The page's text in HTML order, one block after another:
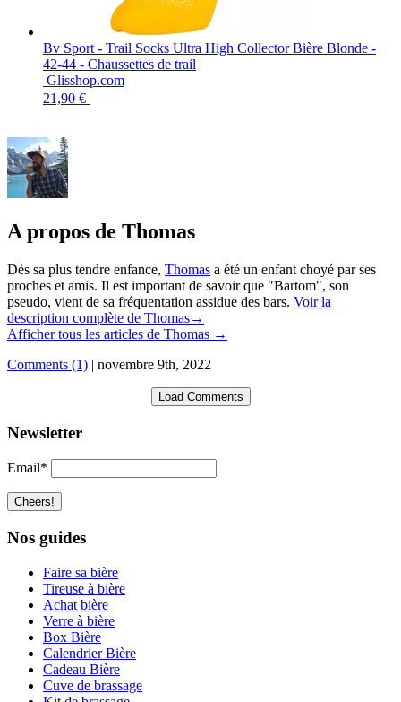
Bv Sport - Trail Socks Ultra High Collector Bière Blonde -
42-44 - Chaussettes de trail
Glisshop.com
21,90 €
A propos de Thomas
Dès sa plus tendre enfance, Thomas a été un enfant choyé par ses
proches et amis. Il est important de savoir que "Bartom", son
pseudo, vient de sa fréquentation assidue des bars. Voir la
description complète de Thomas→
Afficher tous les articles de Thomas →
Comments (1) | novembre 9th, 2022
Load Comments
Newsletter
Email*
Nos guides
Faire sa bière
Tireuse à bière
Achat bière
Verre à bière
Box Bière
Calendrier Bière
Cadeau Bière
Cuve de brassage